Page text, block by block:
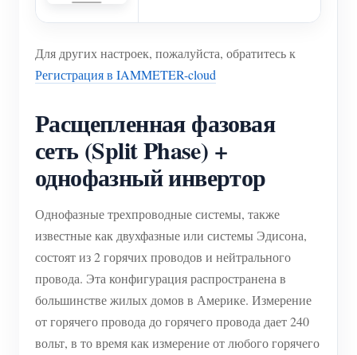
Для других настроек, пожалуйста, обратитесь к
Регистрация в IAMMETER-cloud
Расщепленная фазовая
сеть (Split Phase) +
однофазный инвертор
Однофазные трехпроводные системы, также
известные как двухфазные или системы Эдисона,
состоят из 2 горячих проводов и нейтрального
провода. Эта конфигурация распространена в
большинстве жилых домов в Америке. Измерение
от горячего провода до горячего провода дает 240
вольт, в то время как измерение от любого горячего